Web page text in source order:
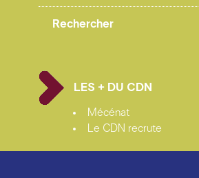
LES + DU CDN
Mécénat
Le CDN recrute